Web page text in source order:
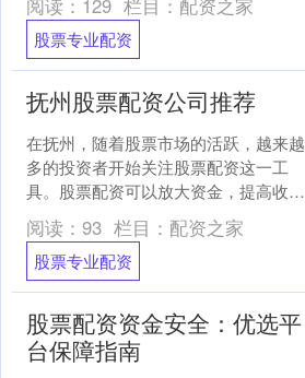
投资者必须面对的问题。本文....
股票专业配资
抚州股票配资公司推荐
在抚州，随着股票市场的活跃，越来越
多的投资者开始关注股票配资这一工
具。股票配资可以放大资金，提高收益
潜力，但同时也伴随着风险。因此，选
择一家靠谱的抚州股票配资公....
阅读： 93 栏目： 配资之家
股票专业配资
股票配资资金安全：优选平
台保障指南